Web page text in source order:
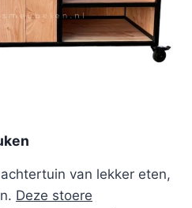
van lekker eten,
Deze stoere